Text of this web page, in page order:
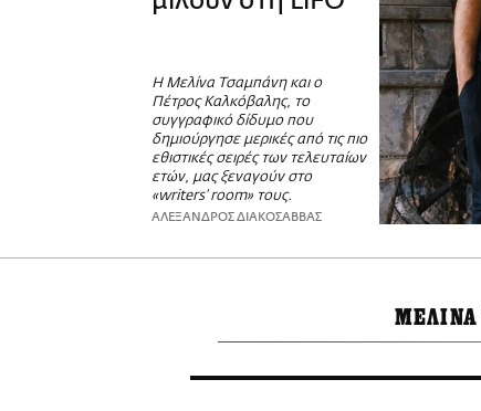
Η Μελίνα Τσαμπάνη και ο
Πέτρος Καλκόβαλης, το
συγγραφικό δίδυμο που
δημιούργησε μερικές από τις πιο
εθιστικές σειρές των τελευταίων
ετών, μας ξεναγούν στο
«writers’ room» τους.
ΑΛΕΞΑΝΔΡΟΣ ΔΙΑΚΟΣΑΒΒΑΣ